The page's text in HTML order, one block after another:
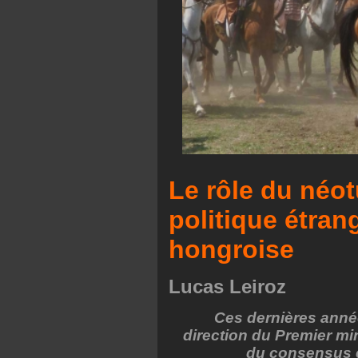
Le rôle du
politique
hongroise
Lucas Leiroz
Ces dernières
direction du Premier
du consensus